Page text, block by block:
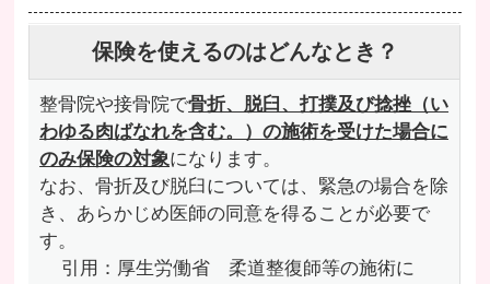
保険を使えるのはどんなとき？
整骨院や接骨院で骨折、脱臼、打撲及び捻挫（い
わゆる肉ばなれを含む。）の施術を受けた場合に
のみ保険の対象になります。
なお、骨折及び脱臼については、緊急の場合を除
き、あらかじめ医師の同意を得ることが必要で
す。
引用：厚生労働省 柔道整復師等の施術に